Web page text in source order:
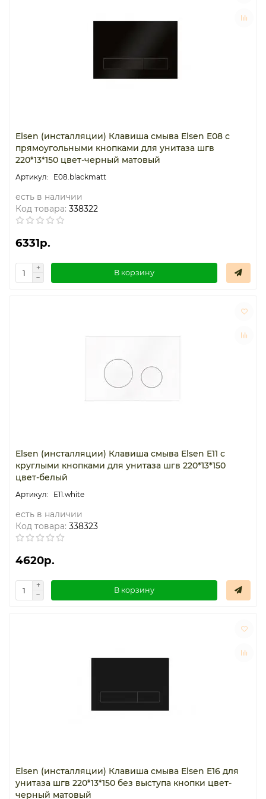
Термостаты капиллярные
Термостаты погружные
Elsen (инсталляции) Клавиша смыва Elsen E08 с
прямоугольными кнопками для унитаза шгв
220*13*150 цвет-черный матовый
E08.blackmatt
есть в наличии
Код товара: 338322
6331р.
В корзину
Elsen (инсталляции) Клавиша смыва Elsen E11 с
круглыми кнопками для унитаза шгв 220*13*150
цвет-белый
E11.white
есть в наличии
Код товара: 338323
4620р.
В корзину
Elsen (инсталляции) Клавиша смыва Elsen E16 для
унитаза шгв 220*13*150 без выступа кнопки цвет-
черный матовый